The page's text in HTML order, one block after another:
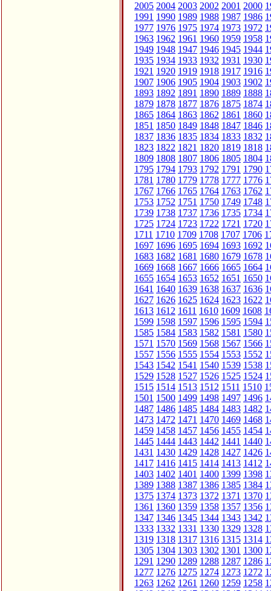
2005 2004 2003 2002 2001 2000
1991 1990 1989 1988 1987 1986
1977 1976 1975 1974 1973 1972
1963 1962 1961 1960 1959 1958
1949 1948 1947 1946 1945 1944
1935 1934 1933 1932 1931 1930
1921 1920 1919 1918 1917 1916
1907 1906 1905 1904 1903 1902
1893 1892 1891 1890 1889 1888
1879 1878 1877 1876 1875 1874
1865 1864 1863 1862 1861 1860
1851 1850 1849 1848 1847 1846
1837 1836 1835 1834 1833 1832
1823 1822 1821 1820 1819 1818
1809 1808 1807 1806 1805 1804
1795 1794 1793 1792 1791 1790
1781 1780 1779 1778 1777 1776
1767 1766 1765 1764 1763 1762
1753 1752 1751 1750 1749 1748
1739 1738 1737 1736 1735 1734
1725 1724 1723 1722 1721 1720
1711 1710 1709 1708 1707 1706
1697 1696 1695 1694 1693 1692
1683 1682 1681 1680 1679 1678
1669 1668 1667 1666 1665 1664
1655 1654 1653 1652 1651 1650
1641 1640 1639 1638 1637 1636
1627 1626 1625 1624 1623 1622
1613 1612 1611 1610 1609 1608
1599 1598 1597 1596 1595 1594
1585 1584 1583 1582 1581 1580
1571 1570 1569 1568 1567 1566
1557 1556 1555 1554 1553 1552
1543 1542 1541 1540 1539 1538
1529 1528 1527 1526 1525 1524
1515 1514 1513 1512 1511 1510
1501 1500 1499 1498 1497 1496
1487 1486 1485 1484 1483 1482
1473 1472 1471 1470 1469 1468
1459 1458 1457 1456 1455 1454
1445 1444 1443 1442 1441 1440
1431 1430 1429 1428 1427 1426
1417 1416 1415 1414 1413 1412
1403 1402 1401 1400 1399 1398
1389 1388 1387 1386 1385 1384
1375 1374 1373 1372 1371 1370
1361 1360 1359 1358 1357 1356
1347 1346 1345 1344 1343 1342
1333 1332 1331 1330 1329 1328
1319 1318 1317 1316 1315 1314
1305 1304 1303 1302 1301 1300
1291 1290 1289 1288 1287 1286
1277 1276 1275 1274 1273 1272
1263 1262 1261 1260 1259 1258